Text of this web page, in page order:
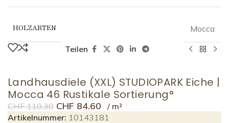
HOLZARTEN Mocca
Teilen
Landhausdiele (XXL) STUDIOPARK Eiche |
Mocca 46 Rustikale Sortierung°
CHF110.30 CHF 84.60
Artikelnummer: 10143181